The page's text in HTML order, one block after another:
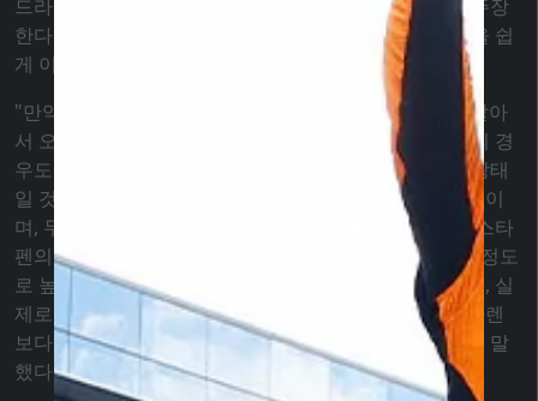
드라이버 클래스가 팀의 수준에 비해 매우 떨어진다고 주장
한다. 왜냐하면 맥스 베르스타펜이 동일한 기술로 그들을 쉽
게 이길 수 있기 때문이다:
"만약 맥스가 지금 맥라렌에 앉아 있다면, 그는 간단히 살아
서 오스카 피아스트리를 집어삼킬 것이다. 랜도 노리스의 경
우도 마찬가지로, 그는 베르스타펜에게 완전히 무방비 상태
일 것이다. 두 사람 모두 분명히 강력하고 재능 있는 선수이
며, 두 사람 모두 각자의 강점이 있지만, 둘 다 맥스 베르스타
펜의 수준에는 미치지 못한다. 그 수준은 정말로 놀라울 정도
로 높다. 그래서 그는 레드불에서 하는 것처럼 할 수 있고, 실
제로 메르세데스 수준에도 미치지 못하는 자동차로 맥라렌
보다 더 나은 성능을 낼 수 있다." - 윈저가 깊이 생각하며 말
했다. 무거운 말이지만, 전혀 근거가 없는 것은 아니다...